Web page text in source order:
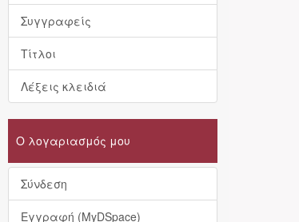
Συγγραφείς
Τίτλοι
Λέξεις κλειδιά
Ο λογαριασμός μου
Σύνδεση
Εγγραφή (MyDSpace)